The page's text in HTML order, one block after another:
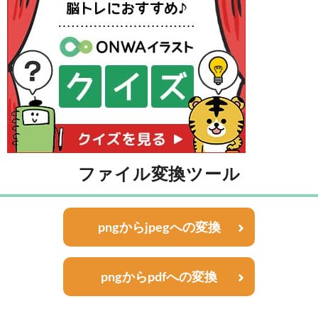
ファイル変換ツール
pngからjpegへの変換
pngからpdfへの変換